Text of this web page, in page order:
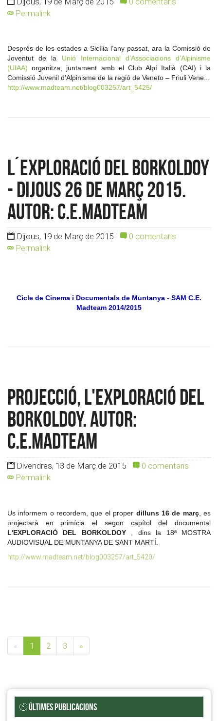
Permalink
Després de les estades a Sicília l’any passat, ara la Comissió de
Joventut de la Unió Internacional d’Associacions d’Alpinisme
(UIAA) organitza, juntament amb el Club Alpí Italià (CAI) i la
Comissió Juvenil d’Alpinisme de la regió de Veneto – Friuli Vene...
http://www.madteam.net/blog003257/art_5425/
L´Exploració del Borkoldoy
- Dijous 26 de març 2015.
Autor: c.e.madteam
Dijous, 19 de Març de 2015
0 comentaris
Permalink
Cicle de Cinema i Documentals de Muntanya - SAM C.E.
Madteam 2014/2015
PROJECCIÓ, L'EXPLORACIÓ DEL
BORKOLDOY. Autor:
c.e.madteam
Divendres, 13 de Març de 2015
0 comentaris
Permalink
Us informem o recordem, que el proper dilluns 16 de març, es
projectarà en primícia el segon capítol del documental
L'EXPLORACIÓ DEL BORKOLDOY, dins la 18ª MOSTRA
AUDIOVISUAL DE MUNTANYA DE SANT MARTÍ.
http://www.madteam.net/blog003257/art_5420/
« 1 2 3 »
ÚLTIMES PUBLICACIONS